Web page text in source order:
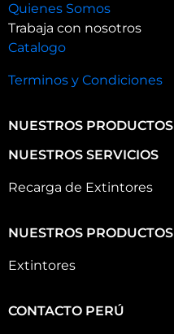
Quienes Somos
Trabaja con nosotros
Catalogo
Terminos y Condiciones
NUESTROS PRODUCTOS
NUESTROS SERVICIOS
Recarga de Extintores
NUESTROS PRODUCTOS
Extintores
CONTACTO PERÚ